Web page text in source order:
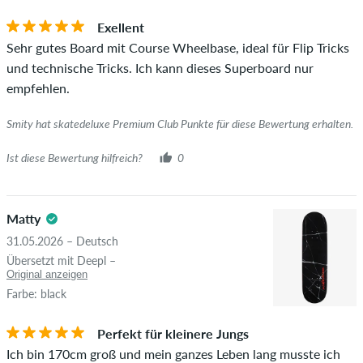
Artikel wirklich gekauft hat, erkennst du am grünen Haken
neben dem Namen mit dem Zusatz "Verifizierter Kauf". Bei
diesen Personen wurde der Kauf anhand ihrer Bestellungen
überprüft. Bei Bewertungen ohne grünen Haken, können wir
wirklich besitzen oder besessen haben.
Exellent
Sehr gutes Board mit Course Wheelbase, ideal für Flip Tricks
und technische Tricks. Ich kann dieses Superboard nur
empfehlen.
Smity hat skatedeluxe Premium Club Punkte für diese Bewertung erhalten.
Ist diese Bewertung hilfreich? 0
Matty
31.05.2026 – Deutsch
Übersetzt mit Deepl –
Original anzeigen
Farbe: black
Perfekt für kleinere Jungs
Ich bin 170cm groß und mein ganzes Leben lang musste ich